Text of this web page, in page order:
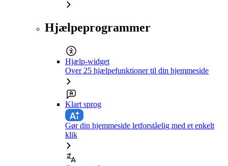
Hjælpeprogrammer
Hjælp-widget
Over 25 hjælpefunktioner til din hjemmeside
Klart sprog
Gør din hjemmeside letforståelig med et enkelt
klik